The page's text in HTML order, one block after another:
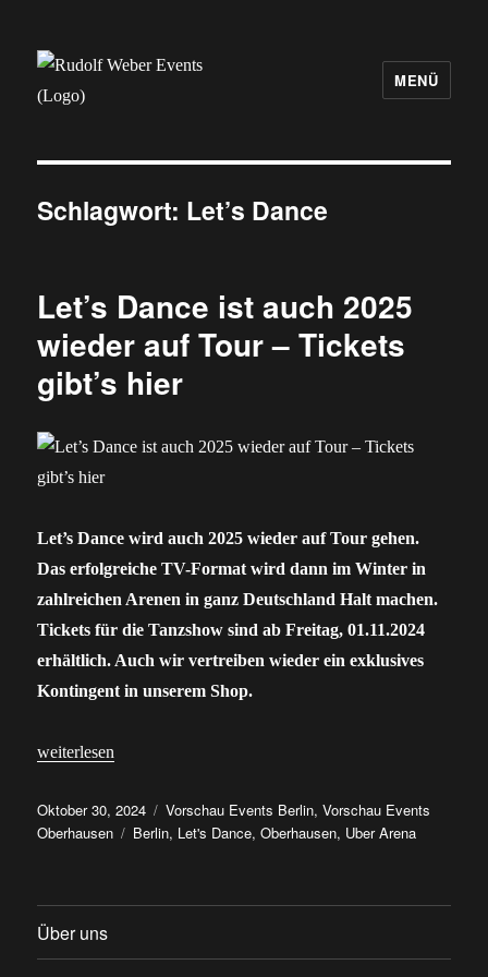
MENÜ
Schlagwort: Let’s Dance
Let’s Dance ist auch 2025
wieder auf Tour – Tickets
gibt’s hier
Let’s Dance wird auch 2025 wieder auf Tour gehen.
Das erfolgreiche TV-Format wird dann im Winter in
zahlreichen Arenen in ganz Deutschland Halt machen.
Tickets für die Tanzshow sind ab Freitag, 01.11.2024
erhältlich. Auch wir vertreiben wieder ein exklusives
Kontingent in unserem Shop.
„Let’s Dance ist auch 2025 wieder auf Tour – Tickets gibt’s hier“
weiterlesen
Veröffentlicht
am
Oktober 30, 2024 Kategorien
Vorschau Events Berlin,Vorschau Events
Oberhausen
Schlagwörter
Berlin, Let's Dance,Oberhausen, Uber Arena
Über uns